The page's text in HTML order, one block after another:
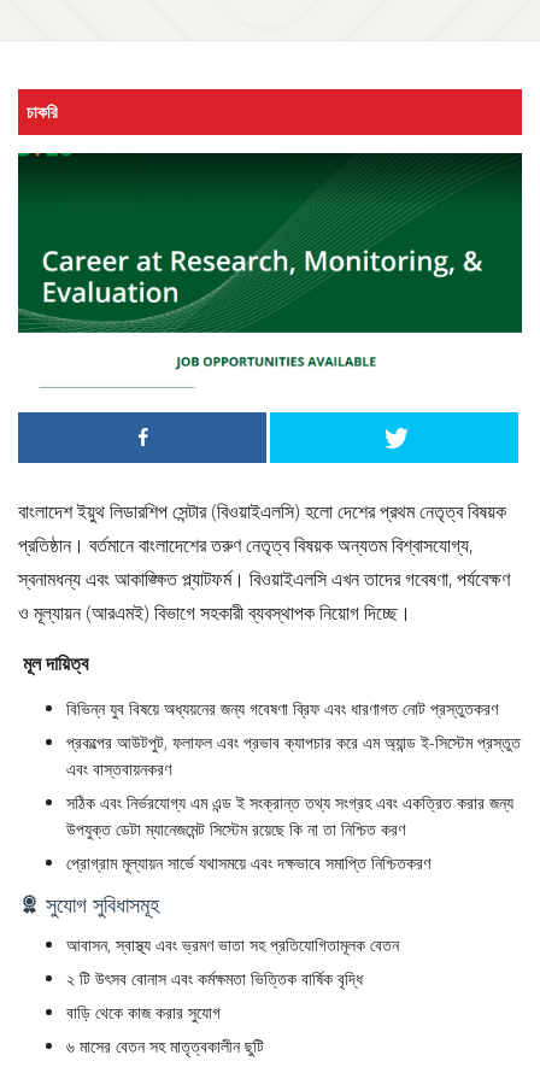
চাকরি
বাংলাদেশ ইয়ুথ লিডারশিপ সেন্টার (বিওয়াইএলসি) হলো দেশের প্রথম নেতৃত্ব বিষয়ক
প্রতিষ্ঠান। বর্তমানে বাংলাদেশের তরুণ নেতৃত্ব বিষয়ক অন্যতম বিশ্বাসযোগ্য,
স্বনামধন্য এবং আকাঙ্ক্ষিত প্ল্যাটফর্ম। বিওয়াইএলসি এখন তাদের গবেষণা, পর্যবেক্ষণ
ও মূল্যায়ন (আরএমই) বিভাগে সহকারী ব্যবস্থাপক নিয়োগ দিচ্ছে।
মূল দায়িত্ব
বিভিন্ন যুব বিষয়ে অধ্যয়নের জন্য গবেষণা ব্রিফ এবং ধারণাগত নোট প্রস্তুতকরণ
প্রকল্পের আউটপুট, ফলাফল এবং প্রভাব ক্যাপচার করে এম অ্যান্ড ই-সিস্টেম প্রস্তুত
এবং বাস্তবায়নকরণ
সঠিক এবং নির্ভরযোগ্য এম এন্ড ই সংক্রান্ত তথ্য সংগ্রহ এবং একত্রিত করার জন্য
উপযুক্ত ডেটা ম্যানেজমেন্ট সিস্টেম রয়েছে কি না তা নিশ্চিত করণ
প্রোগ্রাম মূল্যায়ন সার্ভে যথাসময়ে এবং দক্ষভাবে সমাপ্তি নিশ্চিতকরণ
সুযোগ সুবিধাসমূহ
আবাসন, স্বাস্থ্য এবং ভ্রমণ ভাতা সহ প্রতিযোগিতামূলক বেতন
২ টি উৎসব বোনাস এবং কর্মক্ষমতা ভিত্তিক বার্ষিক বৃদ্ধি
বাড়ি থেকে কাজ করার সুযোগ
৬ মাসের বেতন সহ মাতৃত্বকালীন ছুটি